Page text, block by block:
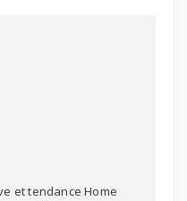
et tendance Home